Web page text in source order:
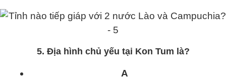
5. Địa hình chủ yếu tại Kon Tum là?
A